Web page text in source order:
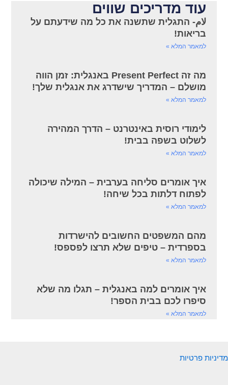
עוד מדריכים שווים
لام- התגלית שתשנה את כל מה שידעתם על
בריאות!
למאמר המלא »
מה זה Present Perfect באנגלית: זמן הווה
מושלם – המדריך שישדרג את אנגלית שלך!
למאמר המלא »
לימודי רוסית באינטרנט – הדרך המהירה
לשלוט בשפה בבית!
למאמר המלא »
איך אומרים סליחה בערבית – המילה שיכולה
לפתוח דלתות בכל שיחה!
למאמר המלא »
מהם המשפטים החשובים להישרדות
בספרדית – טיפים שלא תרצו לפספס!
למאמר המלא »
איך אומרים למה באנגלית – תגלו מה שלא
סיפרו לכם בבית הספר!
למאמר המלא »
מדיניות פרטיות